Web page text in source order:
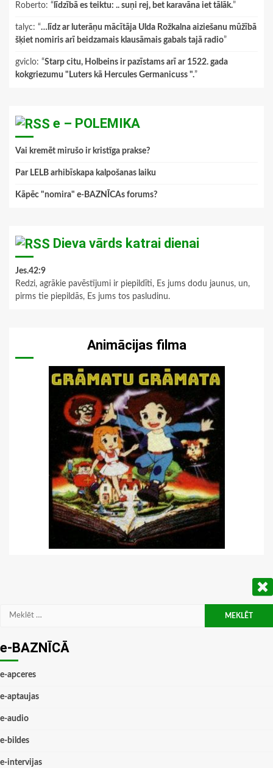
Roberto: “ līdzībā es teiktu: .. suņi rej, bet karavāna iet tālāk.”
talyc: “…līdz ar luterāņu mācītāja Ulda Rožkalna aiziešanu mūžībā
šķiet nomiris arī beidzamais klausāmais gabals tajā radio”
gviclo: “Starp citu, Holbeins ir pazīstams arī ar 1522. gada
kokgriezumu "Luters kā Hercules Germanicuss ".”
e – POLEMIKA
Vai kremēt mirušo ir kristīga prakse?
Par LELB arhibīskapa kalpošanas laiku
Kāpēc "nomira" e-BAZNĪCAs forums?
Dieva vārds katrai dienai
Jes.42:9
Redzi, agrākie pavēstījumi ir piepildīti, Es jums dodu jaunus, un,
pirms tie piepildās, Es jums tos pasludinu.
Animācijas filma
Meklēt:
e-BAZNĪCĀ
e-apceres
e-aptaujas
e-audio
e-bildes
e-intervijas